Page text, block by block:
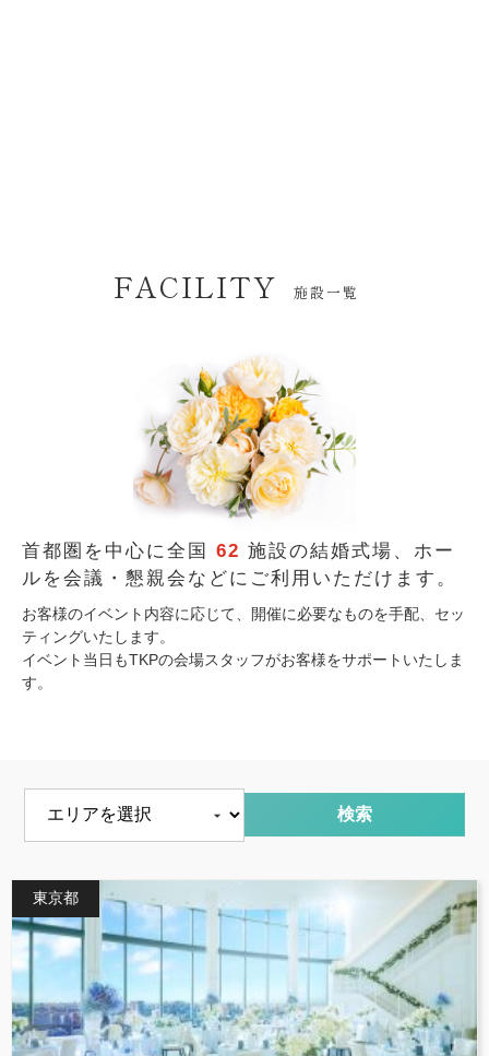
FACILITY 施設一覧
首都圏を中心に全国 62 施設の結婚式場、 ホー
ルを会議・懇親会などにご利用いただけます。
お客様のイベント内容に応じて、開催に必要なものを手配、セッ
ティングいたします。
イベント当日もTKPの会場スタッフがお客様をサポートいたしま
す。
東京都